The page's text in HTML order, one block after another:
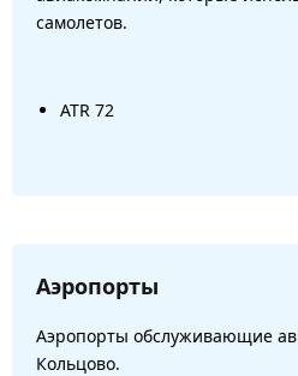
самолетов.
ATR 72
Аэропорты
Аэропорты обслуживающие
Кольцово.